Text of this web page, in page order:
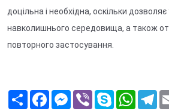
доцільна і необхідна, оскільки
навколишнього середовища, а також
повторного застосування.
S
F
M
V
S
W
T